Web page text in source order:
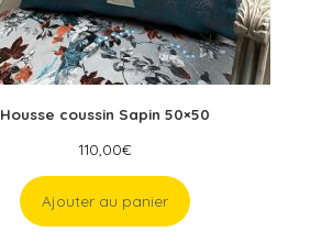
Housse coussin Sapin 50×50
110,00€
Ajouter au panier